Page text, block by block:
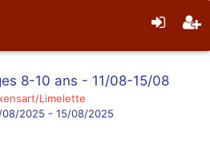
8-10 ans - 11/08-15/08
Limelette
08/2025 - 15/08/2025